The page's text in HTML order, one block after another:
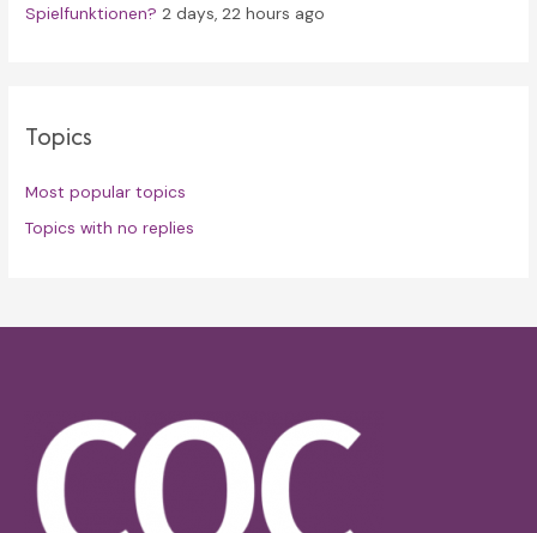
Spielfunktionen? 2 days, 22 hours ago
Topics
Most popular topics
Topics with no replies